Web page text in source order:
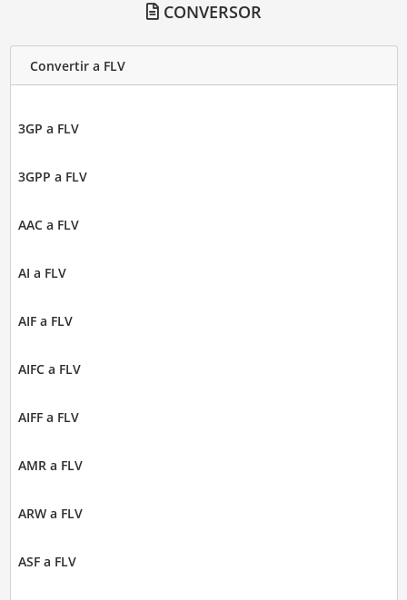
CONVERSOR
Convertir a FLV
3GP a FLV
3GPP a FLV
AAC a FLV
AI a FLV
AIF a FLV
AIFC a FLV
AIFF a FLV
AMR a FLV
ARW a FLV
ASF a FLV